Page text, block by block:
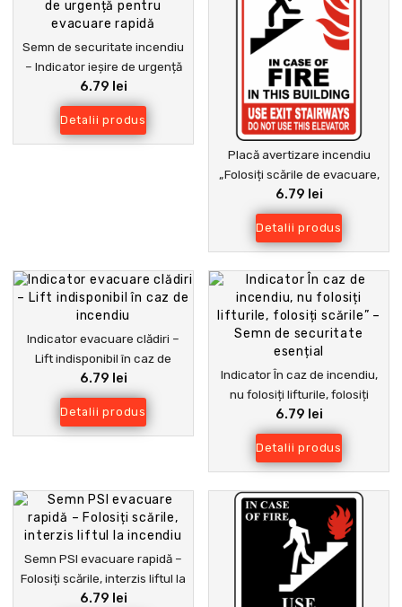
Semn de securitate incendiu
– Indicator ieșire de urgență
pentru evacuare rapidă
6.79 lei
Detalii produs
Placă avertizare incendiu
„Folosiți scările de evacuare,
nu liftul” | Semnalizare PSI
clădiri
6.79 lei
Detalii produs
Indicator evacuare clădiri –
Lift indisponibil în caz de
incendiu
6.79 lei
Detalii produs
Indicator În caz de incendiu,
nu folosiți lifturile, folosiți
scările” – Semn de securitate
esențial
6.79 lei
Detalii produs
Semn PSI evacuare rapidă –
Folosiți scările, interzis liftul la
incendiu
6.79 lei